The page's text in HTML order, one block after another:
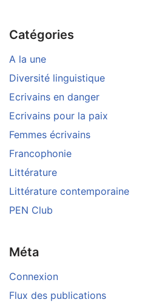
Catégories
A la une
Diversité linguistique
Ecrivains en danger
Ecrivains pour la paix
Femmes écrivains
Francophonie
Littérature
Littérature contemporaine
PEN Club
Méta
Connexion
Flux des publications